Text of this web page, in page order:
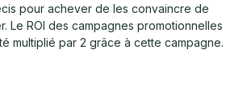
pour achever de les convaincre de
Le ROI des campagnes promotionnelles
multiplié par 2 grâce à cette campagne.